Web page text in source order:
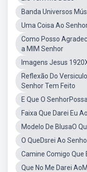
Banda Universos
Uma Coisa Ao
Como Posso
a MIM Senhor
Imagens Jesus
Reflexão Do
Senhor Tem Feito
E Que O
Faixa Que Darei Eu
Modelo De BlusaO
O QueDsrei Ao
Camine Comigo Que
Que No Me Darei